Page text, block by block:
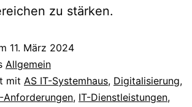
zu stärken.
11. März 2024
Allgemein
mit AS IT-Systemhaus, Digitalisierung,
Anforderungen, IT-Dienstleistungen,